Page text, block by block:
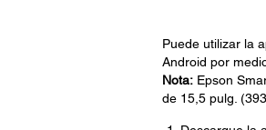
Puede utilizar la
Android por
Nota:Epson
de 15,5 pulg.